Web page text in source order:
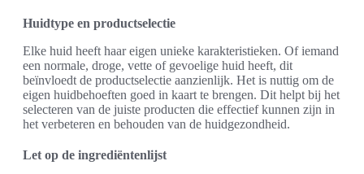
Huidtype en productselectie
Elke huid heeft haar eigen unieke karakteristieken. Of iemand
een normale, droge, vette of gevoelige huid heeft, dit
beïnvloedt de productselectie aanzienlijk. Het is nuttig om de
eigen huidbehoeften goed in kaart te brengen. Dit helpt bij het
selecteren van de juiste producten die effectief kunnen zijn in
het verbeteren en behouden van de huidgezondheid.
Let op de ingrediëntenlijst